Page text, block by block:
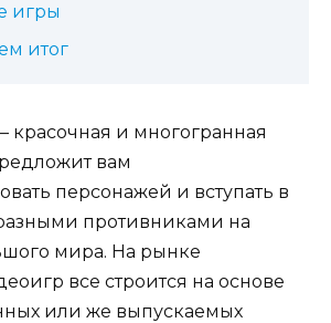
игры
итог
красочная и многогранная
вам
персонажей и вступать в
противниками на
мира. На рынке
все строится на основе
или же выпускаемых